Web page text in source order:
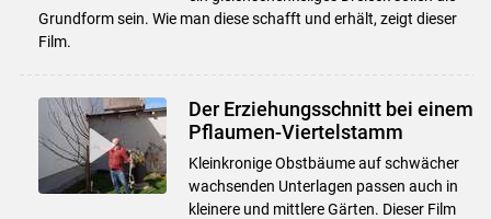
Grundform sein. Wie man diese schafft und erhält, zeigt dieser
Film.
Der Erziehungsschnitt bei einem
Pflaumen-Viertelstamm
Kleinkronige Obstbäume auf schwächer
wachsenden Unterlagen passen auch in
kleinere und mittlere Gärten. Dieser Film